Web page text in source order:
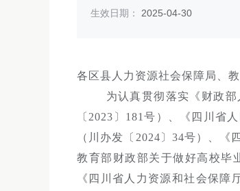
生效日期： 2025-04-30
各区县人力资源社会保障局、
为认真贯彻落实《财政
〔2023〕181号）、《四川省
（川办发〔2024〕34号）、
教育部财政部关于做好高校毕
《四川省人力资源和社会保